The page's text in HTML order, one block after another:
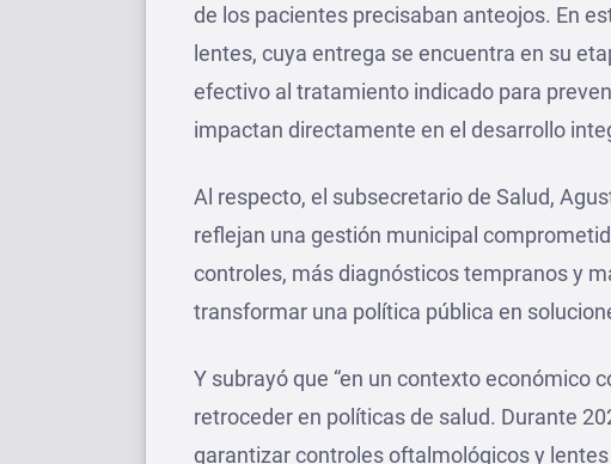
de los pacientes precisaban anteojos. En
lentes, cuya entrega se encuentra en su
efectivo al tratamiento indicado para
impactan directamente en el desarrollo
Al respecto, el subsecretario de Salud,
reflejan una gestión municipal
controles, más diagnósticos tempranos y
transformar una política pública en
Y subrayó que “en un contexto económico
retroceder en políticas de salud. Durante
garantizar controles oftalmológicos y